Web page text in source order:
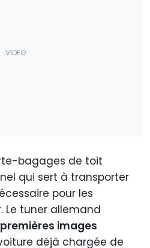
bagages de toit
qui sert à transporter
pour les
Le tuner allemand
premières images
déjà chargée de